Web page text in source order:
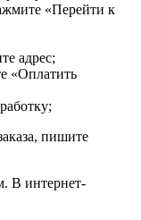
«Перейти к
адрес;
«Оплатить
пишите
В интернет-